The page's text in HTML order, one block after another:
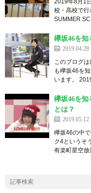
校・高校で
SUMMER
欅坂46を知
2019.04.28
このブログ
も欅坂46を
います。 20 1
欅坂46を知
とは？
2019.05.12
欅坂46の中
ク4というそ
有楽町星空